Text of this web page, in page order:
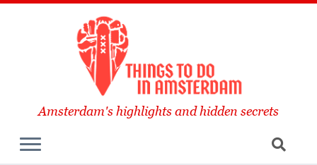
Amsterdam's highlights and hidden secrets